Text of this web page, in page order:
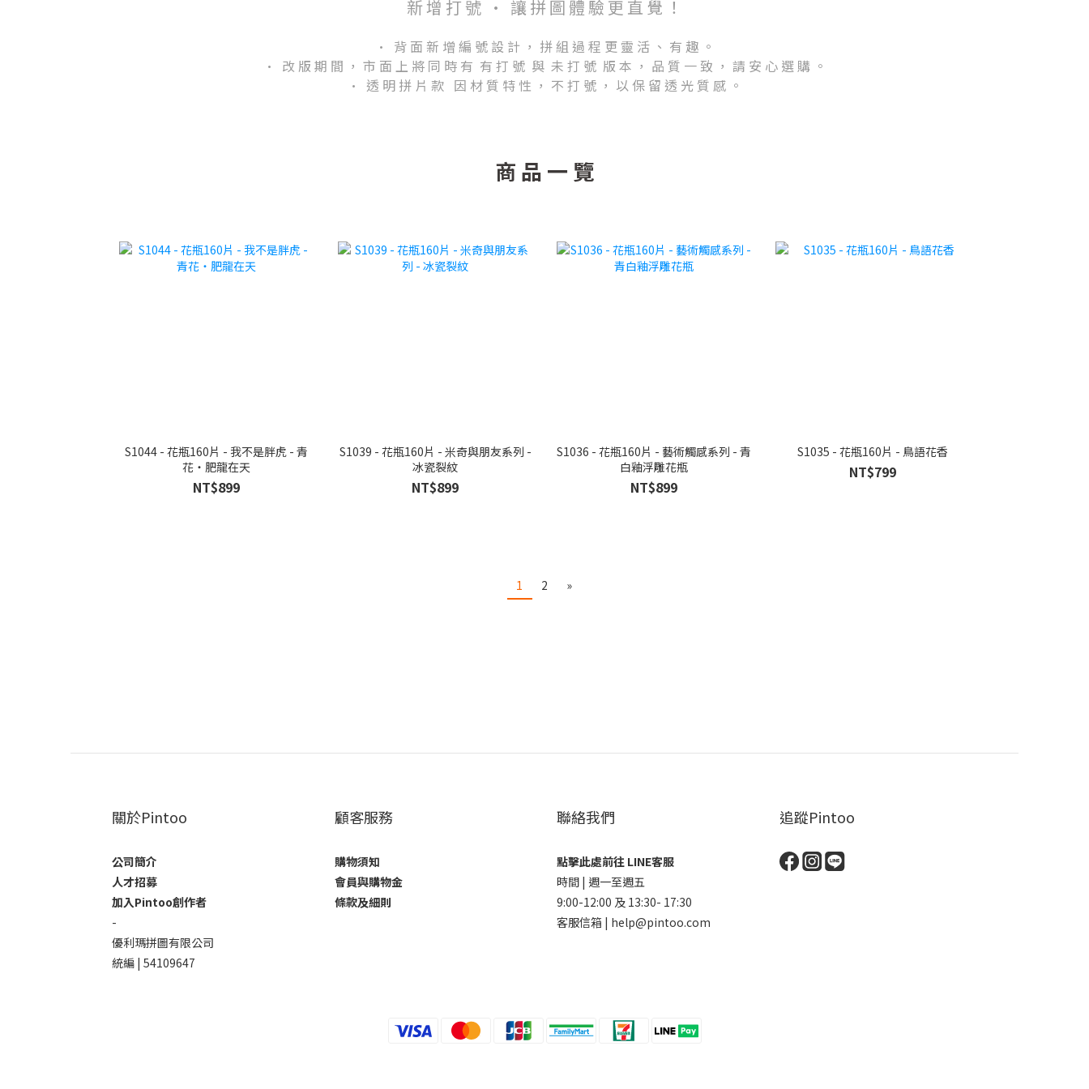
新 增 打 號 · 讓 拼 圖 體 驗 更 直 覺 ！
· 背 面 新 增 編 號 設 計 ， 拼 組 過 程 更 靈 活 、 有 趣 。
· 改 版 期 間 ， 市 面 上 將 同 時 有 有 打 號 與 未 打 號 版 本 ， 品 質 一 致 ， 請 安 心 選 購 。
· 透 明 拼 片 款 因 材 質 特 性 ， 不 打 號 ， 以 保 留 透 光 質 感 。
商 品 一 覽
S1044 - 花瓶160片 - 我不是胖虎 - 青
花‧肥龍在天
NT$899
S1039 - 花瓶160片 - 米奇與朋友系列 -
冰瓷裂紋
NT$899
S1036 - 花瓶160片 - 藝術觸感系列 - 青
白釉浮雕花瓶
NT$899
S1035 - 花瓶160片 - 鳥語花香
NT$799
1 2 »
關於Pintoo
公司簡介
人才招募
加入Pintoo創作者
-
優利瑪拼圖有限公司
統編 | 54109647
顧客服務
購物須知
會員與購物金
條款及細則
聯絡我們
點擊此處前往 LINE客服
時間 | 週一至週五
9:00-12:00 及 13:30- 17:30
客服信箱 | help@pintoo.com
追蹤Pintoo